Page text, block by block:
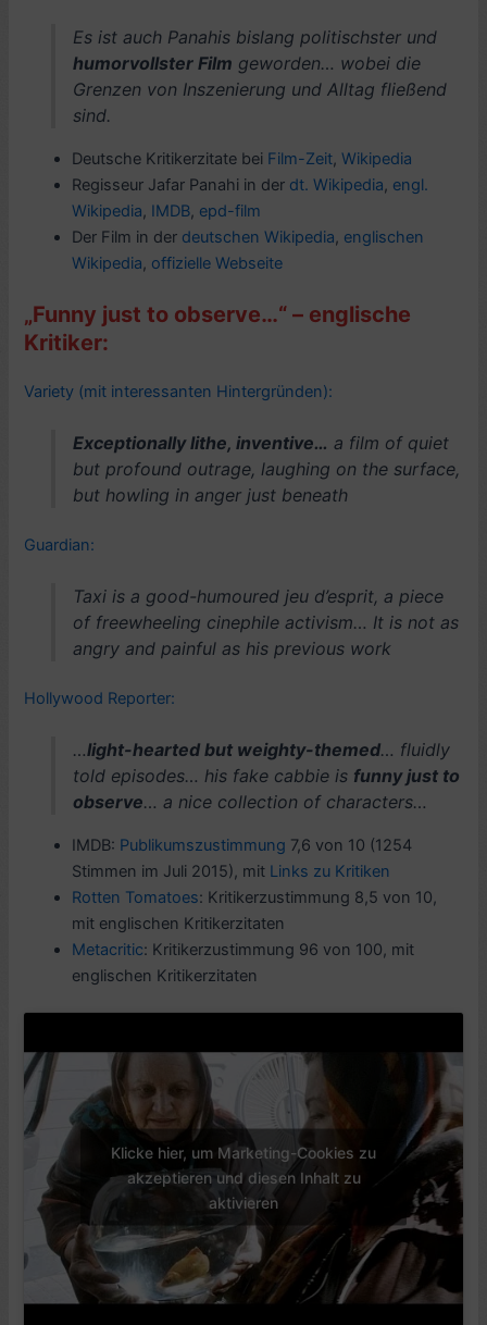
Es ist auch Panahis bislang politischster und
humorvollster Film geworden… wobei die
Grenzen von Inszenierung und Alltag fließend
sind.
Deutsche Kritikerzitate bei Film-Zeit,Wikipedia
Regisseur Jafar Panahi in der dt. Wikipedia, engl.
Wikipedia, IMDB, epd-film
Der Film in der deutschen Wikipedia, englischen
Wikipedia, offizielle Webseite
„Funny just to observe…“ – englische
Kritiker:
Variety (mit interessanten Hintergründen):
Exceptionally lithe, inventive… a film of quiet
but profound outrage, laughing on the surface,
but howling in anger just beneath
Guardian:
Taxi is a good-humoured jeu d’esprit, a piece
of freewheeling cinephile activism… It is not as
angry and painful as his previous work
Hollywood Reporter:
…light-hearted but weighty-themed… fluidly
told episodes… his fake cabbie is funny just to
observe… a nice collection of characters…
IMDB: Publikumszustimmung 7,6 von 10 (1254
Stimmen im Juli 2015), mit Links zu Kritiken
Rotten Tomatoes: Kritikerzustimmung 8,5 von 10,
mit englischen Kritikerzitaten
Metacritic: Kritikerzustimmung 96 von 100, mit
englischen Kritikerzitaten
Klicke hier, um Marketing-Cookies zu
akzeptieren und diesen Inhalt zu
aktivieren